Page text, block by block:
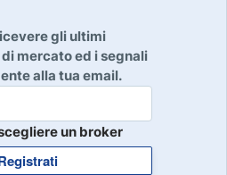
gli ultimi
mercato ed i segnali
alla tua email.
un broker